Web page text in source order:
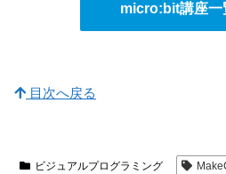
micro:bit講座一
目次へ戻る
ビジュアルプログラミング